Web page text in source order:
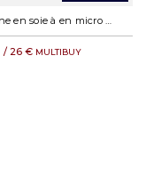
Cravate fine en soie à en micro natté indigo
/ 26 € MULTIBUY